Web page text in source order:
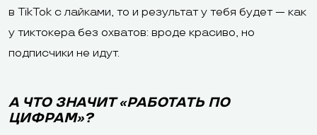
в TikTok с лайками, то и результат у тебя будет — как
у тиктокера без охватов: вроде красиво, но
подписчики не идут.
А ЧТО ЗНАЧИТ «РАБОТАТЬ ПО
ЦИФРАМ»?